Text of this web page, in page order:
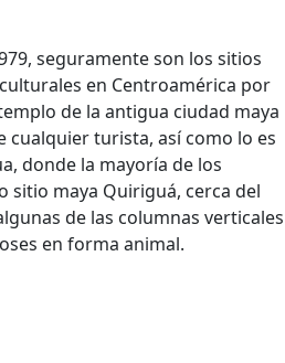
seguramente son los sitios
en Centroamérica por
de la antigua ciudad maya
cualquier turista, así como lo es
donde la mayoría de los
sitio maya Quiriguá, cerca del
de las columnas verticales
en forma animal.